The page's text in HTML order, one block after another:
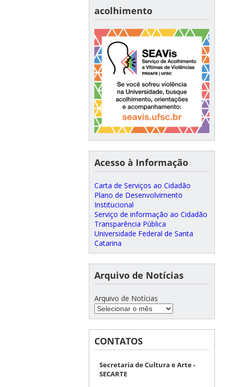
acolhimento
Acesso à Informação
Carta de Serviços ao Cidadão
Plano de Desenvolvimento
Institucional
Serviço de informação ao Cidadão
Transparência Pública
Universidade Federal de Santa
Catarina
Arquivo de Notícias
Arquivo de Notícias
CONTATOS
Secretaria de Cultura e Arte -
SECARTE